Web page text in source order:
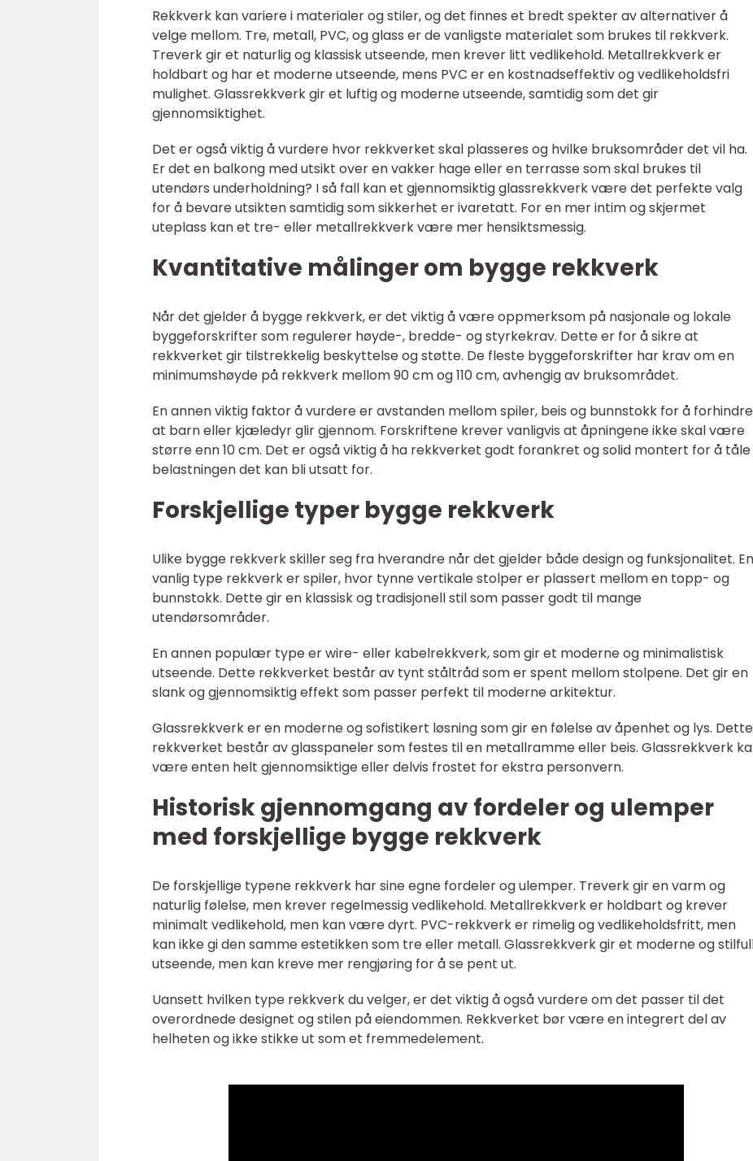
Rekkverk kan variere i materialer og stiler, og det finnes et bredt spekter av alternativer å
velge mellom. Tre, metall, PVC, og glass er de vanligste materialet som brukes til rekkverk.
Treverk gir et naturlig og klassisk utseende, men krever litt vedlikehold. Metallrekkverk er
holdbart og har et moderne utseende, mens PVC er en kostnadseffektiv og vedlikeholdsfri
mulighet. Glassrekkverk gir et luftig og moderne utseende, samtidig som det gir
gjennomsiktighet.
Det er også viktig å vurdere hvor rekkverket skal plasseres og hvilke bruksområder det vil ha.
Er det en balkong med utsikt over en vakker hage eller en terrasse som skal brukes til
utendørs underholdning? I så fall kan et gjennomsiktig glassrekkverk være det perfekte valg
for å bevare utsikten samtidig som sikkerhet er ivaretatt. For en mer intim og skjermet
uteplass kan et tre- eller metallrekkverk være mer hensiktsmessig.
Kvantitative målinger om bygge rekkverk
Når det gjelder å bygge rekkverk, er det viktig å være oppmerksom på nasjonale og lokale
byggeforskrifter som regulerer høyde-, bredde- og styrkekrav. Dette er for å sikre at
rekkverket gir tilstrekkelig beskyttelse og støtte. De fleste byggeforskrifter har krav om en
minimumshøyde på rekkverk mellom 90 cm og 110 cm, avhengig av bruksområdet.
En annen viktig faktor å vurdere er avstanden mellom spiler, beis og bunnstokk for å forhindre
at barn eller kjæledyr glir gjennom. Forskriftene krever vanligvis at åpningene ikke skal være
større enn 10 cm. Det er også viktig å ha rekkverket godt forankret og solid montert for å tåle
belastningen det kan bli utsatt for.
Forskjellige typer bygge rekkverk
Ulike bygge rekkverk skiller seg fra hverandre når det gjelder både design og funksjonalitet. En
vanlig type rekkverk er spiler, hvor tynne vertikale stolper er plassert mellom en topp- og
bunnstokk. Dette gir en klassisk og tradisjonell stil som passer godt til mange
utendørsområder.
En annen populær type er wire- eller kabelrekkverk, som gir et moderne og minimalistisk
utseende. Dette rekkverket består av tynt ståltråd som er spent mellom stolpene. Det gir en
slank og gjennomsiktig effekt som passer perfekt til moderne arkitektur.
Glassrekkverk er en moderne og sofistikert løsning som gir en følelse av åpenhet og lys. Dette
rekkverket består av glasspaneler som festes til en metallramme eller beis. Glassrekkverk
være enten helt gjennomsiktige eller delvis frostet for ekstra personvern.
Historisk gjennomgang av fordeler og ulemper
med forskjellige bygge rekkverk
De forskjellige typene rekkverk har sine egne fordeler og ulemper. Treverk gir en varm og
naturlig følelse, men krever regelmessig vedlikehold. Metallrekkverk er holdbart og krever
minimalt vedlikehold, men kan være dyrt. PVC-rekkverk er rimelig og vedlikeholdsfritt, men
kan ikke gi den samme estetikken som tre eller metall. Glassrekkverk gir et moderne og
utseende, men kan kreve mer rengjøring for å se pent ut.
Uansett hvilken type rekkverk du velger, er det viktig å også vurdere om det passer til det
overordnede designet og stilen på eiendommen. Rekkverket bør være en integrert del av
helheten og ikke stikke ut som et fremmedelement.